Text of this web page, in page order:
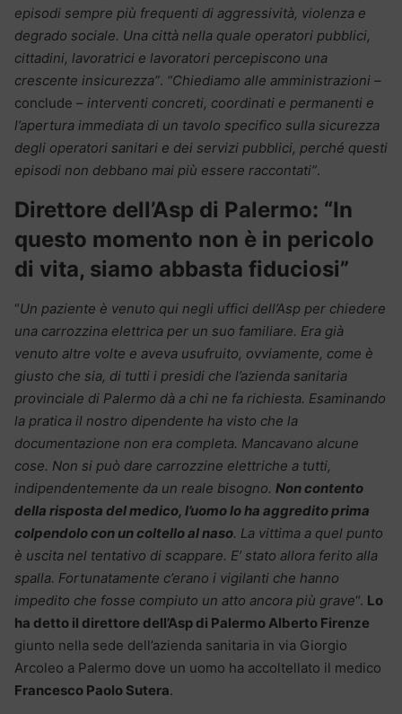
episodi sempre più frequenti di aggressività, violenza e
degrado sociale. Una città nella quale operatori pubblici,
cittadini, lavoratrici e lavoratori percepiscono una
crescente insicurezza”. “Chiediamo alle amministrazioni –
conclude – interventi concreti, coordinati e permanenti e
l’apertura immediata di un tavolo specifico sulla sicurezza
degli operatori sanitari e dei servizi pubblici, perché questi
episodi non debbano mai più essere raccontati”.
Direttore dell’Asp di Palermo: “In
questo momento non è in pericolo
di vita, siamo abbasta fiduciosi”
“Un paziente è venuto qui negli uffici dell’Asp per chiedere
una carrozzina elettrica per un suo familiare. Era già
venuto altre volte e aveva usufruito, ovviamente, come è
giusto che sia, di tutti i presidi che l’azienda sanitaria
provinciale di Palermo dà a chi ne fa richiesta. Esaminando
la pratica il nostro dipendente ha visto che la
documentazione non era completa. Mancavano alcune
cose. Non si può dare carrozzine elettriche a tutti,
indipendentemente da un reale bisogno. Non contento
della risposta del medico, l’uomo lo ha aggredito prima
colpendolo con un coltello al naso. La vittima a quel punto
è uscita nel tentativo di scappare. E’ stato allora ferito alla
spalla. Fortunatamente c’erano i vigilanti che hanno
impedito che fosse compiuto un atto ancora più grave“. Lo
ha detto il direttore dell’Asp di Palermo Alberto Firenze
giunto nella sede dell’azienda sanitaria in via Giorgio
Arcoleo a Palermo dove un uomo ha accoltellato il medico
Francesco Paolo Sutera.